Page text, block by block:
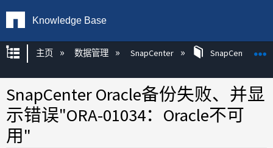
Knowledge Base
扩展/隐缩全局层次
主页 数据管理 SnapCenter SnapCenter知
SnapCenter Oracle备份失败、并显
示错误"ORA-01034：Oracle不可
用"